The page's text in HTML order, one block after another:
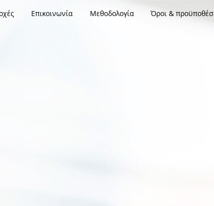
Επικοινωνία Μεθοδολογία Όροι &